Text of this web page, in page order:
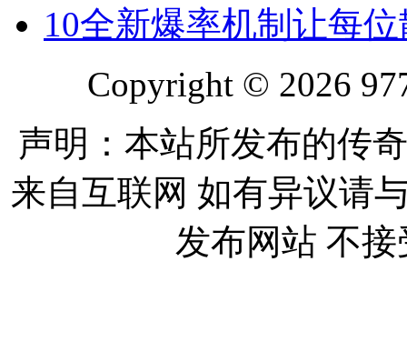
10全新爆率机制让每
Copyright © 2026
声明：本站所发布的传
来自互联网 如有异议请
发布网站 不